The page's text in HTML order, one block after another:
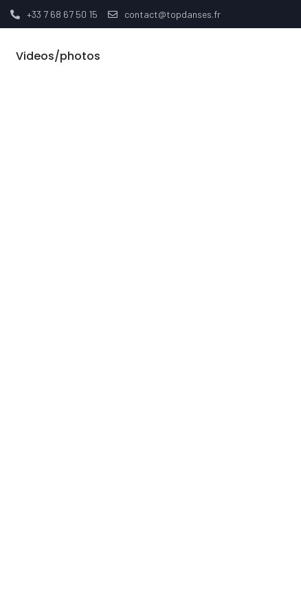
+33 7 68 67 50 15 contact@topdanses.fr
Videos/photos